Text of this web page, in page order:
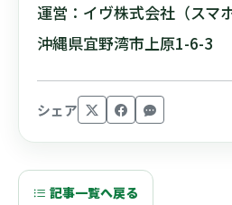
運営：イヴ株式会社（スマ
沖縄県宜野湾市上原1-6-3
シェア
記事一覧へ戻る